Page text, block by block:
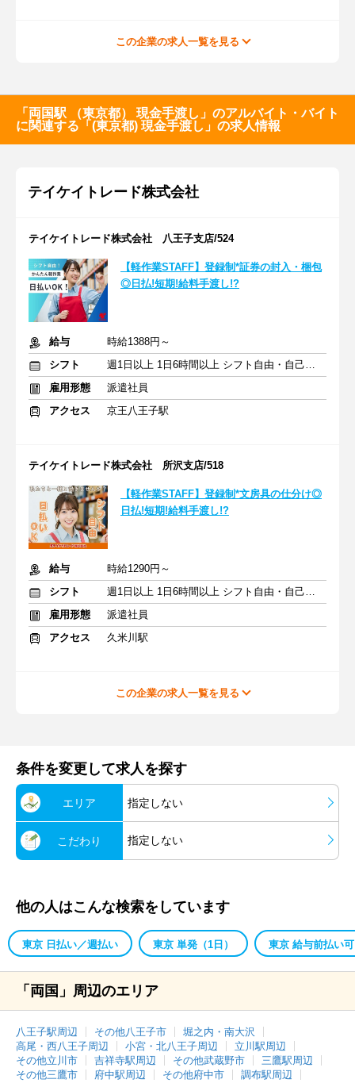
この企業の求人一覧を見る
「両国駅 （東京都） 現金手渡し」のアルバイト・バイト
に関連する「(東京都) 現金手渡し」の求人情報
テイケイトレード株式会社
テイケイトレード株式会社 八王子支店/524
【軽作業STAFF】登録制*証券の封入・梱包
◎日払!短期!給料手渡し!?
給与
時給1388円～
シフト
週1日以上 1日6時間以上 シフト自由・自己申告
雇用形態
派遣社員
アクセス
京王八王子駅
テイケイトレード株式会社 所沢支店/518
【軽作業STAFF】登録制*文房具の仕分け◎
日払!短期!給料手渡し!?
給与
時給1290円～
シフト
週1日以上 1日6時間以上 シフト自由・自己申告
雇用形態
派遣社員
アクセス
久米川駅
この企業の求人一覧を見る
条件を変更して求人を探す
エリア 指定しない
こだわり 指定しない
他の人はこんな検索をしています
東京 日払い／週払い 東京 単発（1日） 東京 給与前払い可
「両国」周辺のエリア
八王子駅周辺 その他八王子市
堀之内・南大沢
高尾・西八王子周辺
小宮・北八王子周辺
立川駅周辺
その他立川市
吉祥寺駅周辺 その他武蔵野市
三鷹駅周辺
その他三鷹市
府中駅周辺 その他府中市
調布駅周辺